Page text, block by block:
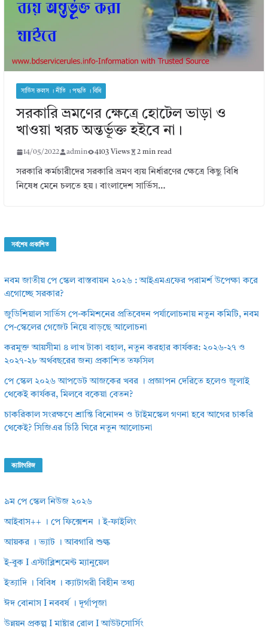
সার্ভিস রুলস । নীতি । পদ্ধতি । বিধি
সরকারি ভ্রমণের ক্ষেত্রে হোটেল ভাড়া ও
খাওয়া খরচ অন্তর্ভূক্ত হইবে না।
14/05/2022 admin 4103 Views 2 min read
সরকারি কর্মচারীদের সরকারি ভ্রমণ ব্যয় নির্ধারণের ক্ষেত্রে কিছু বিধি
নিষেধ মেনে চলতে হয়। বাংলাদেশ সার্ভিস…
সর্বশেষ প্রকাশিত
নবম জাতীয় পে স্কেল বাস্তবায়ন ২০২৬ : আইএমএফের পরামর্শ উপেক্ষা করে
এগোচ্ছে সরকার?
জুডিশিয়াল সার্ভিস পে-কমিশনের প্রতিবেদন পর্যালোচনায় নতুন কমিটি, নবম
পে-স্কেলের গেজেট নিয়ে বাড়ছে আলোচনা
করমুক্ত আয়সীমা ৪ লাখ টাকা বহাল, নতুন করহার কার্যকর: ২০২৬-২৭ ও
২০২৭-২৮ অর্থবছরের জন্য প্রকাশিত তফসিল
পে স্কেল ২০২৬ আপডেট আজকের খবর । প্রজ্ঞাপন দেরিতে হলেও জুলাই
থেকেই কার্যকর, মিলবে বকেয়া বেতন?
চাকরিকাল সংরক্ষণে শ্রান্তি বিনোদন ও টাইমস্কেল গণনা হবে আগের চাকরি
থেকেই? সিজিএর চিঠি ঘিরে নতুন আলোচনা
ক্যাটাগরিজ
৯ম পে স্কেল নিউজ ২০২৬
আইবাস++ । পে ফিক্সেশন । ই-ফাইলিং
আয়কর । ভ্যাট । আবগারি শুল্ক
ই-বুক I এস্টাব্লিশমেন্ট ম্যানুয়েল
ইত্যাদি । বিবিধ । ক্যাটাগরী বিহীন তথ্য
ঈদ বোনাস I নববর্ষ । দূর্গাপূজা
উন্নয়ন প্রকল্প I মাষ্টার রোল I আউটসোর্সিং